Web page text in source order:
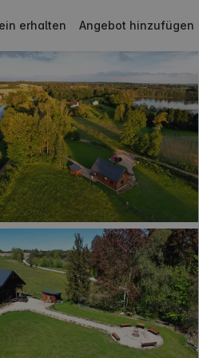
erhalten Angebot hinzufügen